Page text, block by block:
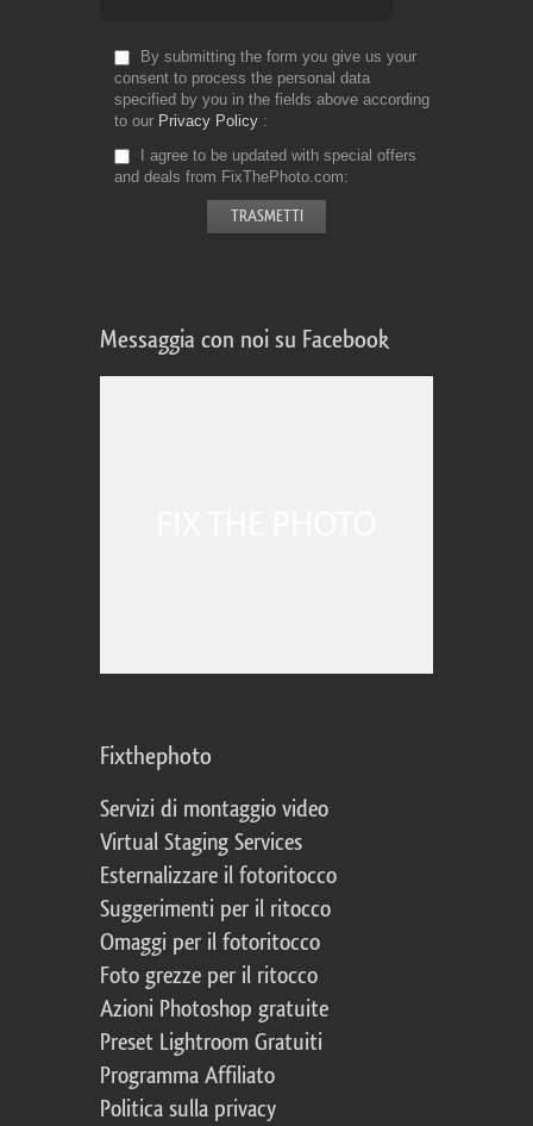
By submitting the form you give us your
consent to process the personal data
specified by you in the fields above according
to our Privacy Policy
I agree to be updated with special offers
and deals from FixThePhoto.com
Messaggia con noi su Facebook
Fixthephoto
Servizi di montaggio video
Virtual Staging Services
Esternalizzare il fotoritocco
Suggerimenti per il ritocco
Omaggi per il fotoritocco
Foto grezze per il ritocco
Azioni Photoshop gratuite
Preset Lightroom Gratuiti
Programma Affiliato
Politica sulla privacy